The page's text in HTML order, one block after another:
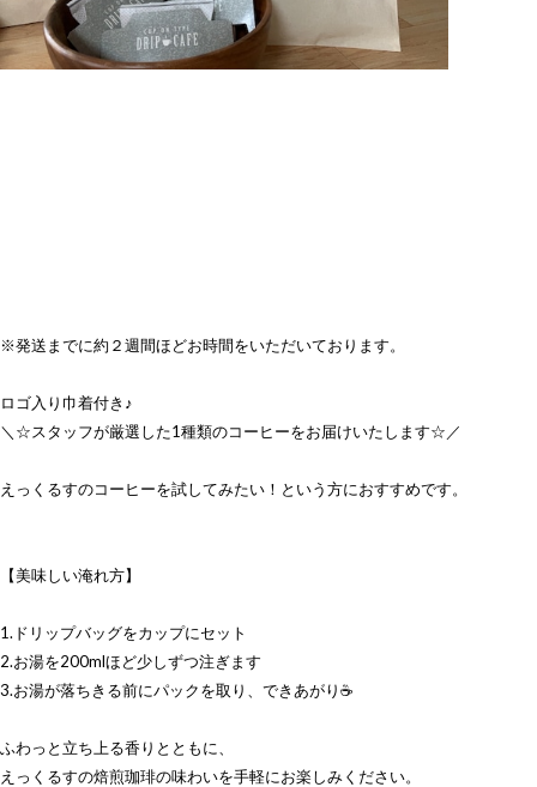
※発送までに約２週間ほどお時間をいただいております。
ロゴ入り巾着付き♪
＼☆スタッフが厳選した1種類のコーヒーをお届けいたします☆／
えっくるすのコーヒーを試してみたい！という方におすすめです。
【美味しい淹れ方】
1.ドリップバッグをカップにセット
2.お湯を200mlほど少しずつ注ぎます
3.お湯が落ちきる前にパックを取り、できあがり☕️
ふわっと立ち上る香りとともに、
えっくるすの焙煎珈琲の味わいを手軽にお楽しみください。